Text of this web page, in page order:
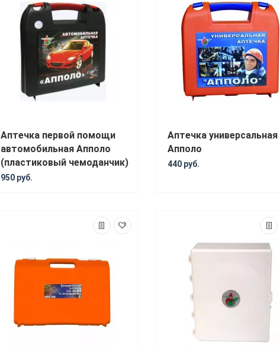
Аптечка первой помощи
автомобильная Апполо
(пластиковый чемоданчик)
950 руб.
Аптечка универсальная
Апполо
440 руб.